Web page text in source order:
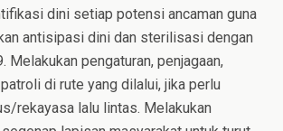
dini setiap potensi ancaman guna
antisipasi dini dan sterilisasi dengan
Melakukan pengaturan, penjagaan,
di rute yang dilalui, jika perlu
rekayasa lalu lintas. Melakukan